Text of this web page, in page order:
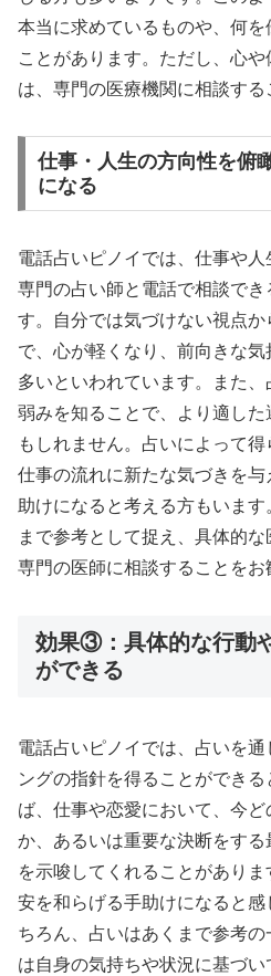
本当に求めているものや、何
ことがあります。ただし、心
は、専門の医療機関に相談する
仕事・人生の方向性を俯
になる
電話占いピノイでは、仕事や人
専門の占い師と電話で相談でき
す。自分では気づけない視点
で、心が軽くなり、前向きな
多いといわれています。また
弱みを知ることで、より適し
もしれません。占いによって
仕事の流れに新たな気づきを
助けになると考える方もいます
まで参考として捉え、具体的
専門の医師に相談することをお
効果③：具体的な行動
ができる
電話占いピノイでは、占いを通
ングの指針を得ることができ
ば、仕事や恋愛において、今
か、あるいは重要な決断をす
を示唆してくれることがあり
安を和らげる手助けになると
ちろん、占いはあくまで参考
は自身の気持ちや状況に基づ